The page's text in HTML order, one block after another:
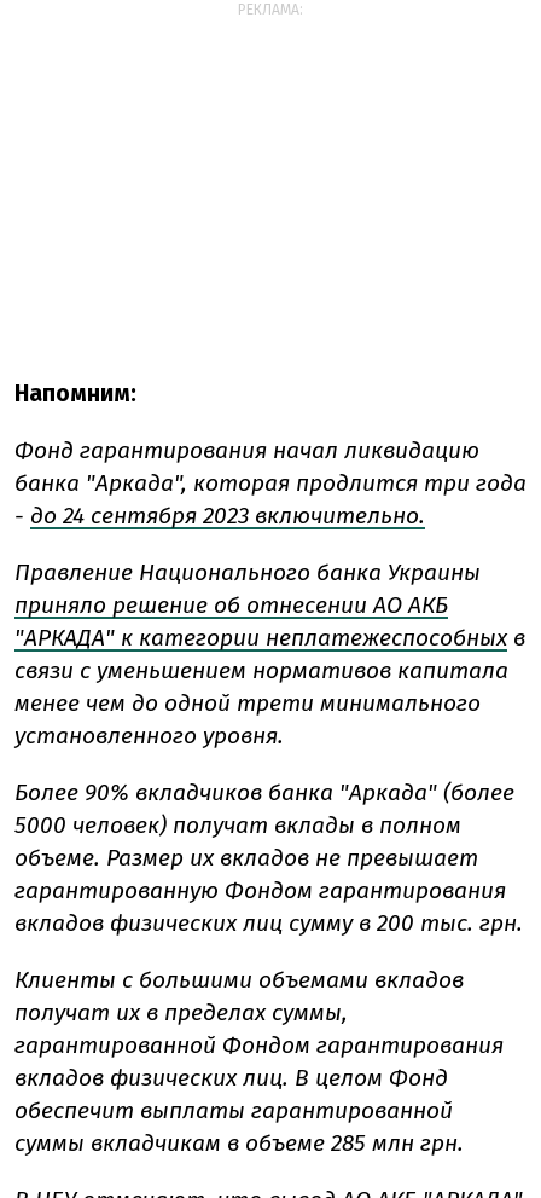
РЕКЛАМА:
Напомним:
Фонд гарантирования начал ликвидацию
банка "Аркада", которая продлится три года
- до 24 сентября 2023 включительно.
Правление Национального банка Украины
приняло решение об отнесении АО АКБ
"АРКАДА" к категории неплатежеспособныхв
связи с уменьшением нормативов капитала
менее чем до одной трети минимального
установленного уровня.
Более 90% вкладчиков банка "Аркада" (более
5000 человек) получат вклады в полном
объеме. Размер их вкладов не превышает
гарантированную Фондом гарантирования
вкладов физических лиц сумму в 200 тыс. грн.
Клиенты с большими объемами вкладов
получат их в пределах суммы,
гарантированной Фондом гарантирования
вкладов физических лиц. В целом Фонд
обеспечит выплаты гарантированной
суммы вкладчикам в объеме 285 млн грн.